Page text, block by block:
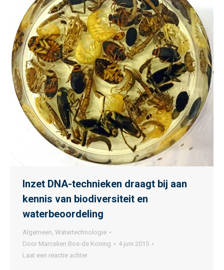
Inzet DNA-technieken draagt bij aan
kennis van biodiversiteit en
waterbeoordeling
Algemeen, Watertechnologie
Door Marcelien Bos-de Koning
4 juni 2015
Laat een reactie achter